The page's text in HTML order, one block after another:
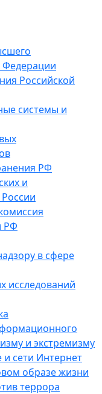
Федерации
Российской
системы и
РФ
и
РФ
в сфере
исследований
и экстремизму
и сети Интернет
образе жизни
террора